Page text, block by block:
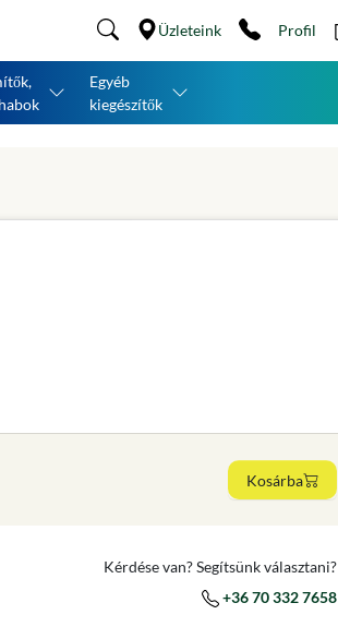
Üzleteink Profil
Egyéb
kiegészítők
Kosárba
Kérdése van? Segítsünk választani?
+36 70 332 7658